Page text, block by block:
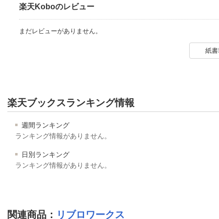
楽天Koboのレビュー
まだレビューがありません。
紙
楽天ブックスランキング情報
週間ランキング
ランキング情報がありません。
日別ランキング
ランキング情報がありません。
関連商品 ： リブロワークス